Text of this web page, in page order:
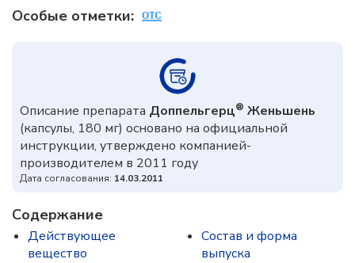
Особые отметки:
Описание препарата Доппельгерц® Женьшень
(капсулы, 180 мг) основано на официальной
инструкции, утверждено компанией-
производителем в 2011 году
Дата согласования: 14.03.2011
Содержание
Действующее
вещество
Состав и форма
выпускa